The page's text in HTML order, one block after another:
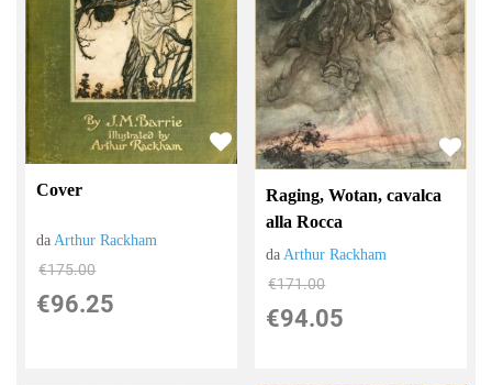
Сover
daArthur Rackham
€175.00
€96.25
Raging, Wotan, cavalca
alla Rocca
daArthur Rackham
€171.00
€94.05